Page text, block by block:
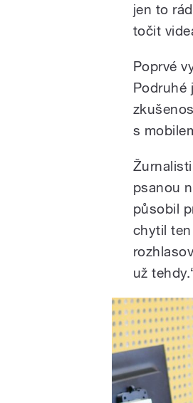
jen to
točit
Poprvé
Podruhé
s
psanou
působil
chytil ten
už